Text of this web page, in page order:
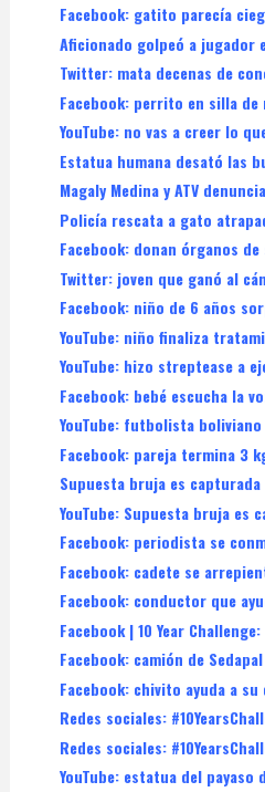
Facebook: gatito parecía
Aficionado golpeó a jugador
Twitter: mata decenas de
Facebook: perrito en silla de
YouTube: no vas a creer lo
Estatua humana desató las
Magaly Medina y ATV
Policía rescata a gato
Facebook: donan órganos
Twitter: joven que ganó al
Facebook: niño de 6 años
YouTube: niño finaliza
YouTube: hizo streptease a
Facebook: bebé escucha la
YouTube: futbolista
Facebook: pareja termina 3
Supuesta bruja es
YouTube: Supuesta bruja es
Facebook: periodista se
Facebook: cadete se
Facebook: conductor que
Facebook | 10 Year
Facebook: camión de
Facebook: chivito ayuda a
Redes sociales:
Redes sociales:
YouTube: estatua del payaso